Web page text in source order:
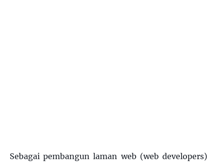
Sebagai pembangun laman web (web developers)